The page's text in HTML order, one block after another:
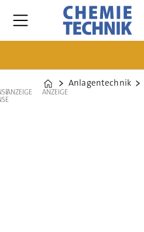
Home
Anlagentechnik
ANZEIGE ANZEIGE